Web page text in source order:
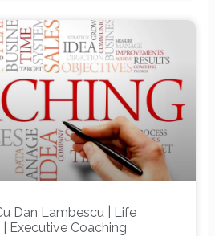
Dan Lambescu | Life
Executive Coaching